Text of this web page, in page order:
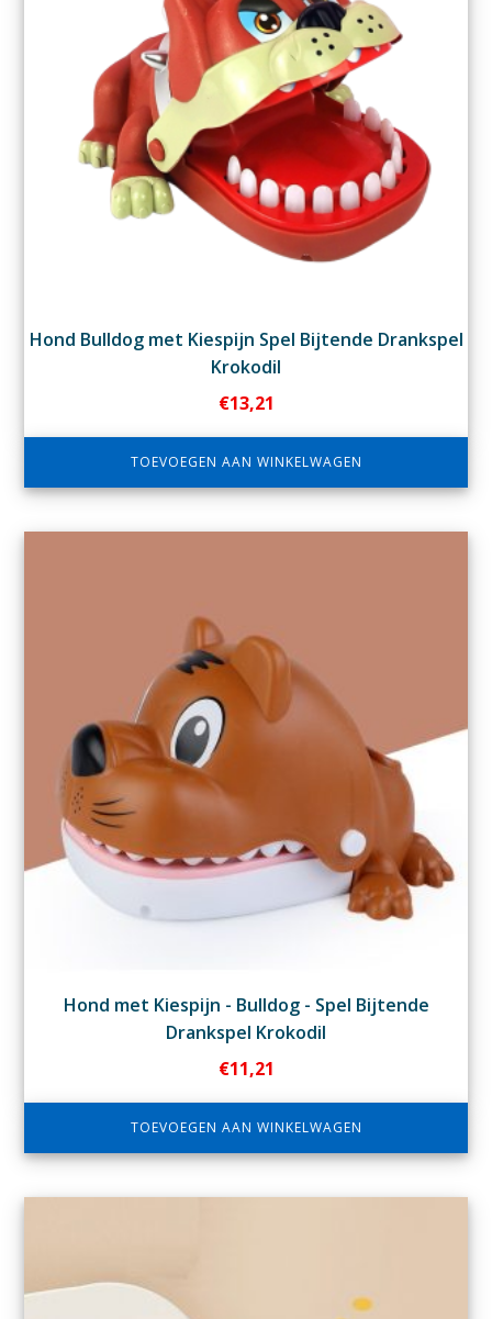
Hond Bulldog met Kiespijn Spel Bijtende Drankspel
Krokodil
€13,21
TOEVOEGEN AAN WINKELWAGEN
Hond met Kiespijn - Bulldog - Spel Bijtende
Drankspel Krokodil
€11,21
TOEVOEGEN AAN WINKELWAGEN